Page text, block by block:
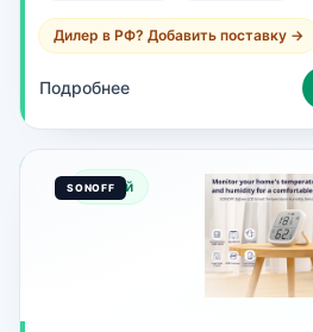
Дилер в РФ? Добавить поставку →
Подробнее
Новый